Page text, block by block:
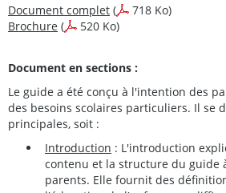
Document complet (
718 Ko)
Brochure ( 520 Ko)
Document en sections :
Le guide a été conçu à l'intention des
des besoins scolaires particuliers. Il se
principales, soit :
Introduction : L'introduction
contenu et la structure du guide
parents. Elle fournit des